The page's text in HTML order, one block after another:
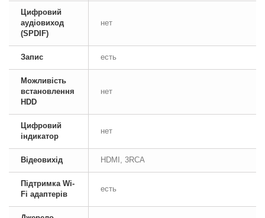
Цифровий
аудіовиход
(SPDIF)
нет
Запис есть
Можливість
встановлення
HDD
нет
Цифровий
індикатор
нет
Відеовихід HDMI, 3RCA
Підтримка Wi-
Fi адаптерів
есть